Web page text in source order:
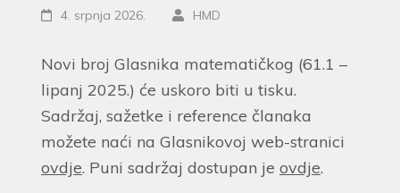
4. srpnja 2026. HMD
Novi broj Glasnika matematičkog (61.1 –
lipanj 2025.) će uskoro biti u tisku.
Sadržaj, sažetke i reference članaka
možete naći na Glasnikovoj web-stranici
ovdje. Puni sadržaj dostupan je ovdje.